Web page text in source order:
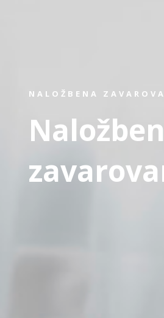
NALOŽBENA